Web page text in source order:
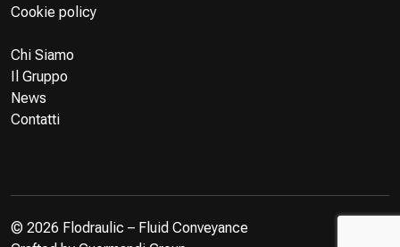
Cookie policy
Chi Siamo
Il Gruppo
News
Contatti
© 2026 Flodraulic – Fluid Conveyance